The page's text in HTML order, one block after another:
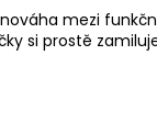
mezi
si prostě